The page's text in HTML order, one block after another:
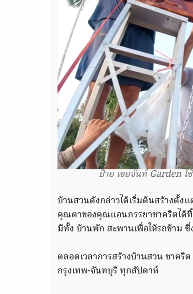
ป้าย เขยจันท์ Garden
บ้านสวนดังกล่าวได้เริ่มต้นสร้างตั้
คุณตาของคุณแอนภรรยาชาคริตได้ทิ้
มีทั้ง บ้านพัก สะพานเพื่อให้รถข้าม ซึ่
ตลอดเวลาการสร้างบ้านสวน ชาคริ
กรุงเทพ-จันทบุรี ทุกสัปดาห์